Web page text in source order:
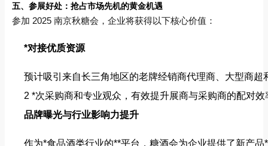
五、参展好处：抢占市场先机的黄金机遇
参加 2025 南京秋糖会，企业将获得以下核心价值：
*对接优质资源
预计吸引来自长三角地区的老牌经销商代理商、大型商
2 *次采购商和专业观众，有效提升展商与采购商的配对
品牌曝光与行业影响力提升
作为*食品酒类行业的**平台，糖酒会为企业提供了新产